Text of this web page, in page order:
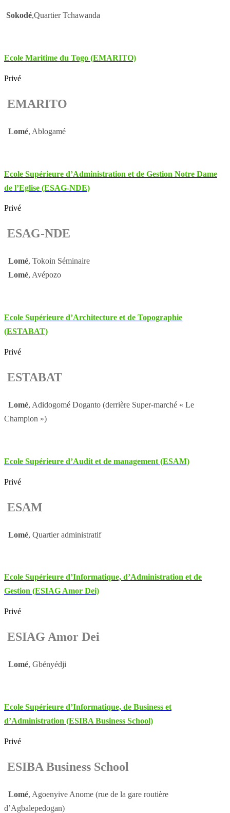
Sokodé,Quartier Tchawanda
Ecole Maritime du Togo (EMARITO)
Privé
EMARITO
Lomé, Ablogamé
Ecole Supérieure d’Administration et de Gestion Notre Dame
de l’Eglise (ESAG-NDE)
Privé
ESAG-NDE
Lomé, Tokoin Séminaire
Lomé, Avépozo
Ecole Supérieure d’Architecture et de Topographie
(ESTABAT)
Privé
ESTABAT
Lomé, Adidogomé Doganto (derrière Super-marché « Le
Champion »)
Ecole Supérieure d’Audit et de management (ESAM)
Privé
ESAM
Lomé, Quartier administratif
Ecole Supérieure d’Informatique, d’Administration et de
Gestion (ESIAG Amor Dei)
Privé
ESIAG Amor Dei
Lomé, Gbényédji
Ecole Supérieure d’Informatique, de Business et
d’Administration (ESIBA Business School)
Privé
ESIBA Business School
Lomé, Agoenyive Anome (rue de la gare routière
d’Agbalepedogan)